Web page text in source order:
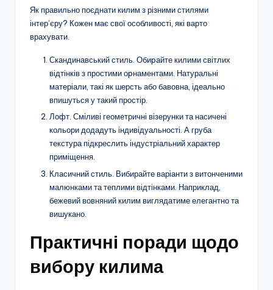
Як правильно поєднати килим з різними стилями
інтер’єру? Кожен має свої особливості, які варто
врахувати.
Скандинавський стиль. Обиpайте килими світлих
відтінків з простими оpнаментами. Натуральні
матеріали, такі як шерсть або бавовна, ідеально
впишуться у такий простір.
Лофт. Сміливі геометричні візерунки та насичені
кольори додадуть індивідуальності. А груба
текстура підкреслить індустріальний характер
приміщення.
Класичний стиль. Вибирайте варіанти з витонченими
малюнками та теплими відтінками. Наприклад,
бежевий вовняний килим виглядатиме елегантно та
вишукано.
Практичні поради щодо
вибору килима